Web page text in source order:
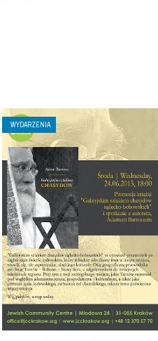
WYDARZENIA